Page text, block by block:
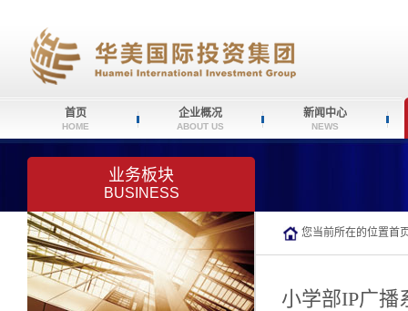
首页
HOME
企业概况
ABOUT US
新闻中心
NEWS
业务板块
BUSINESS
您当前所在的位置首
小学部IP广播